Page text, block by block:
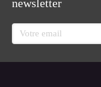
newsletter
Votre email